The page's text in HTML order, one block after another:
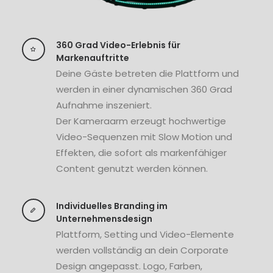
360 Grad Video-Erlebnis für
Markenauftritte
Deine Gäste betreten die Plattform und
werden in einer dynamischen 360 Grad
Aufnahme inszeniert.
Der Kameraarm erzeugt hochwertige
Video-Sequenzen mit Slow Motion und
Effekten, die sofort als markenfähiger
Content genutzt werden können.
Individuelles Branding im
Unternehmensdesign
Plattform, Setting und Video-Elemente
werden vollständig an dein Corporate
Design angepasst. Logo, Farben,